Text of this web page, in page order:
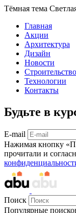
Тёмная тема
Главная
Акции
Архитектура
Дизайн
Новости
Строительство
Технологии
Контакты
Будьте в
E-mail
Нажимая кнопку
прочитали и
Поиск
Популярные